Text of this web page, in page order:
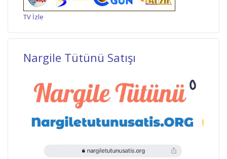
TV İzle
Nargile Tütünü Satışı